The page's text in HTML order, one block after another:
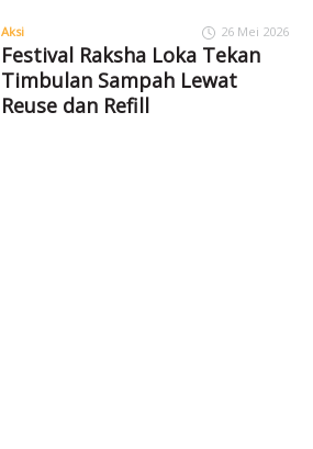
Aksi 26 Mei 2026
Festival Raksha Loka Tekan
Timbulan Sampah Lewat
Reuse dan Refill